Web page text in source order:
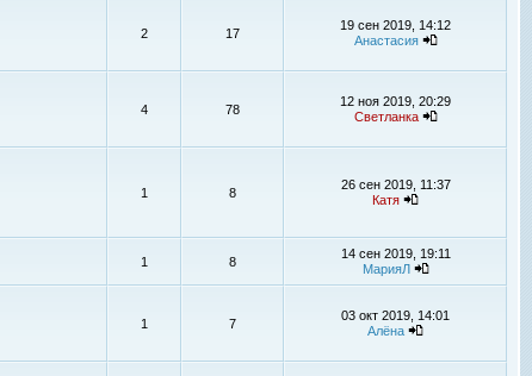
2 17
19 сен 2019, 14:12
Анастасия
4 78
12 ноя 2019, 20:29
Светланка
1 8
26 сен 2019, 11:37
Катя
1 8
14 сен 2019, 19:11
МарияЛ
1 7
03 окт 2019, 14:01
Алёна